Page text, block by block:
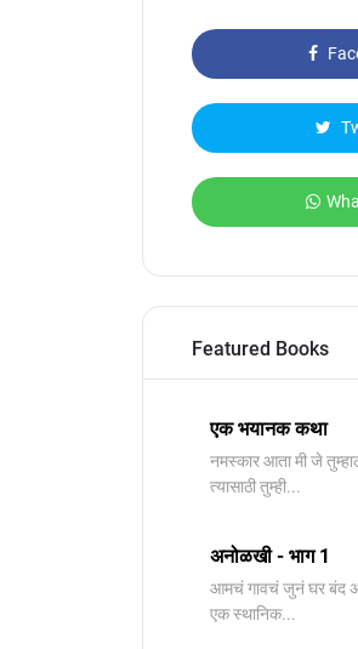
Featured Books
एक भयानक कथा
नमस्कार आता मी जे
त्यासाठी तुम्ही...
अनोळखी - भाग 1
आमचं गावचं जुनं घर बंद
एक स्थानिक...